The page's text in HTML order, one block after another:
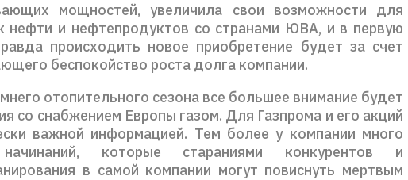
мощностей, увеличила свои возможности для
нефти и нефтепродуктов со странами ЮВА, и в первую
происходить новое приобретение будет за счет
беспокойство роста долга компании.
отопительного сезона все большее внимание будет
со снабжением Европы газом. Для Газпрома и его акций
важной информацией. Тем более у компании много
начинаний, которые стараниями конкурентов и
в самой компании могут повиснуть мертвым